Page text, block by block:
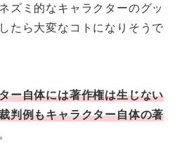
ズミ的なキャラクターのグッ
たら大変なコトになりそうで
ー自体には著作権は生じない
判例もキャラクター自体の著